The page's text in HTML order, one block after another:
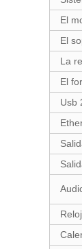
El
El
La
El
Usb